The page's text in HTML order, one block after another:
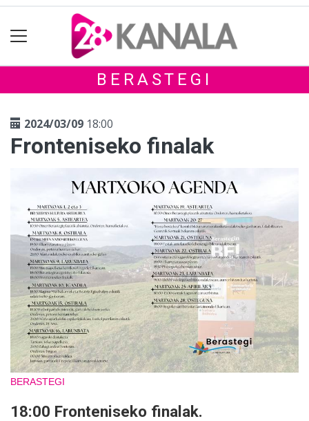
BERASTEGI
2024/03/09 18:00
Fronteniseko finalak
BERASTEGI
18:00 Fronteniseko finalak.